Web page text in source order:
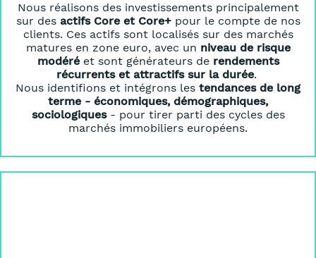
Nous réalisons des investissements principalement
sur des actifs Core et Core+ pour le compte de nos
clients. Ces actifs sont localisés sur des marchés
matures en zone euro, avec un niveau de risque
modéréet sont générateurs derendements
récurrents et attractifs sur la durée.
Nous identifions et intégrons les tendances de long
terme - économiques, démographiques,
sociologiques - pour tirer parti des cycles des
marchés immobiliers européens.